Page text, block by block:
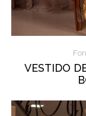
VESTIDO